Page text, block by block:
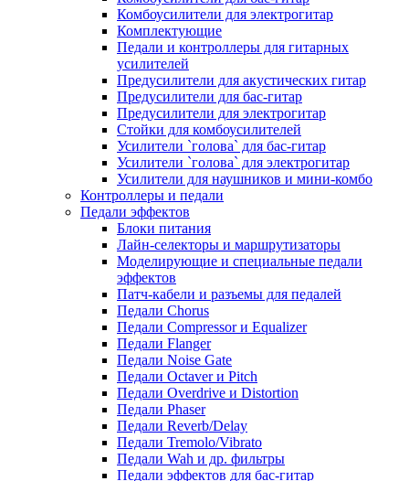
Комбоусилители для электрогитар
Комплектующие
Педали и контроллеры для гитарных
усилителей
Предусилители для акустических гитар
Предусилители для бас-гитар
Предусилители для электрогитар
Стойки для комбоусилителей
Усилители `голова` для бас-гитар
Усилители `голова` для электрогитар
Усилители для наушников и мини-комбо
Контроллеры и педали
Педали эффектов
Блоки питания
Лайн-селекторы и маршрутизаторы
Моделирующие и специальные педали
эффектов
Патч-кабели и разъемы для педалей
Педали Chorus
Педали Compressor и Equalizer
Педали Flanger
Педали Noise Gate
Педали Octaver и Pitch
Педали Overdrive и Distortion
Педали Phaser
Педали Reverb/Delay
Педали Tremolo/Vibrato
Педали Wah и др. фильтры
Педали эффектов для бас-гитар